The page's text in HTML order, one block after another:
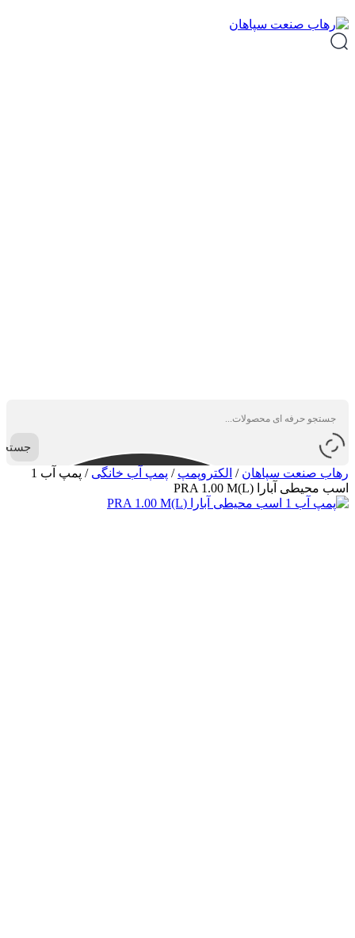
رهاب صنعت سپاهان / الکتروپمپ / پمپ آب خانگی /
پمپ آب 1
اسب محیطی آبارا (PRA 1.00 M(L